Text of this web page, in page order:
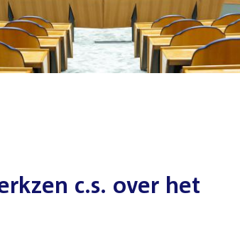
c.s. over het